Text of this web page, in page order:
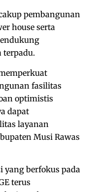
pembangunan
house serta
terpadu.
fasilitas
optimistis
dapat
layanan
Musi Rawas
yang berfokus pada
terus